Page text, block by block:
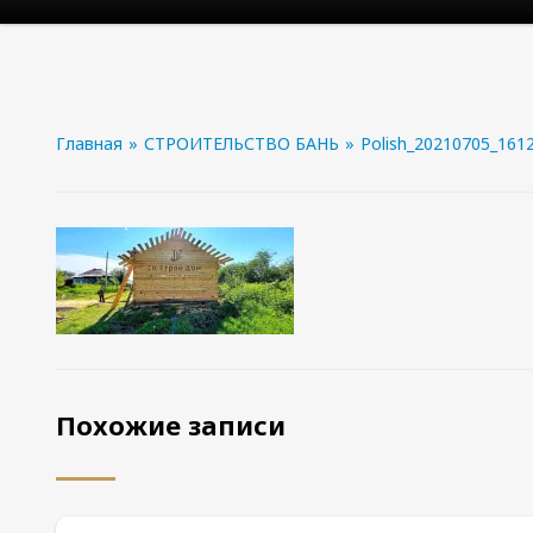
Главная » СТРОИТЕЛЬСТВО БАНЬ »
Похожие записи